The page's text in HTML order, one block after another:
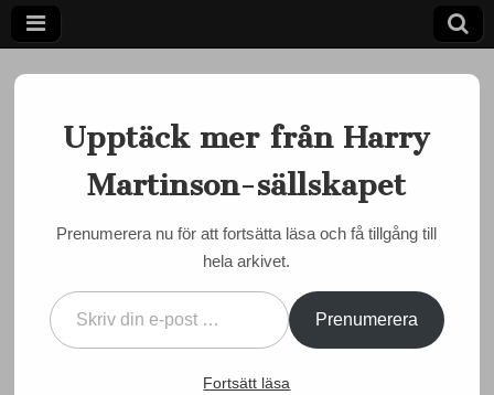
Harry
Martinson-
sällskapet
Ett författarskap som fångar daggdroppen och speglar
kosmos
BOKMÄSSAN I GÖTEBORG,SOCIALA MEDIER
Hiroshimadagen
uppmärksammas på
bloggen
0 Comments
Upptäck mer från Harry
Martinson-sällskapet
Prenumerera nu för att fortsätta läsa och få tillgång till
hela arkivet.
Prenumerera
Fortsätt läsa